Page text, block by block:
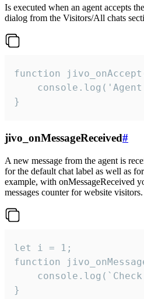
Is executed when an agent accepts
dialog from the Visitors/All chats
function
}
jivo_onMessageReceived#
A new message from the agent is
for the default chat label as well as
example, with onMessageReceived
messages counter for website visitors.
let i = 1;
function
}